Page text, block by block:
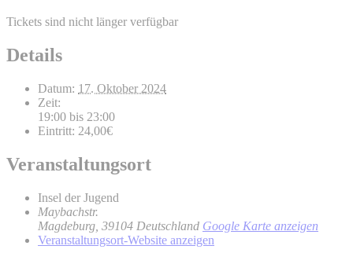
Tickets sind nicht länger verfügbar
Details
Datum: 17. Oktober 2024
Zeit:
19:00 bis 23:00
Eintritt: 24,00€
Veranstaltungsort
Insel der Jugend
Maybachstr.
Magdeburg 39104 Deutschland Google Karte anzeigen
Veranstaltungsort-Website anzeigen